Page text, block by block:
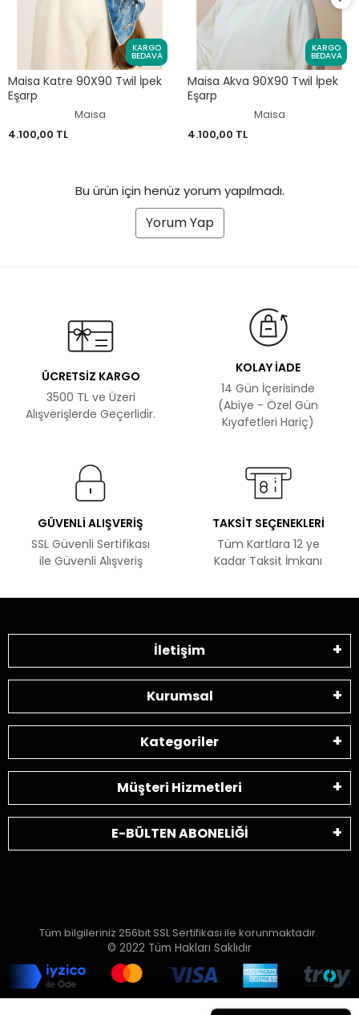
KARGO
BEDAVA
Maisa Katre 90X90 Twil İpek
Eşarp
Maisa
4.100,00 TL
KARGO
BEDAVA
Maisa Akva 90X90 Twil İpek
Eşarp
Maisa
4.100,00 TL
Bu ürün için henüz yorum yapılmadı.
Yorum Yap
ÜCRETSİZ KARGO
3500 TL ve Üzeri
Alışverişlerde Geçerlidir.
KOLAY İADE
14 Gün İçerisinde
(Abiye - Özel Gün
Kıyafetleri Hariç)
GÜVENLİ ALIŞVERİŞ
SSL Güvenli Sertifikası
ile Güvenli Alışveriş
TAKSİT SEÇENEKLERİ
Tüm Kartlara 12 ye
Kadar Taksit İmkanı
İletişim
Kurumsal
Kategoriler
Müşteri Hizmetleri
E-BÜLTEN ABONELİĞİ
Tüm bilgileriniz 256bit SSL Sertifikası ile korunmaktadır.
© 2022 Tüm Hakları Saklıdır